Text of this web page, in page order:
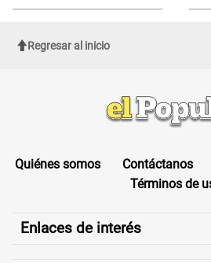
Regresar al inicio
Quiénes somos Contáctanos
Términos de
Enlaces de interés